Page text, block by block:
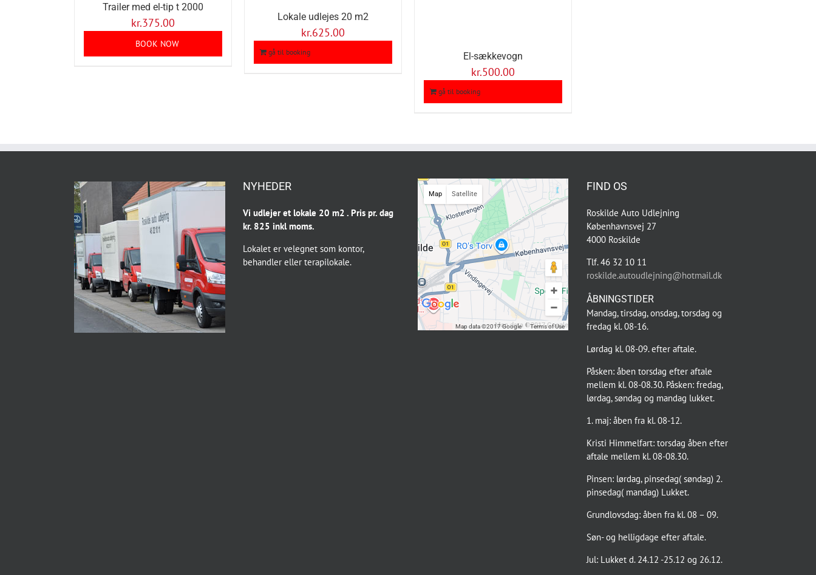
Trailer med el-tip t 2000
kr.375.00
BOOK NOW
Lokale udlejes 20 m2
kr.625.00
gå til booking El-sækkevogn
kr.500.00
gå til booking
NYHEDER
Vi udlejer et lokale 20 m2 . Pris pr. dag
kr. 825 inkl moms.
Lokalet er velegnet som kontor,
behandler eller terapilokale.
Map data ©2017 GoogleMap data ©2017 Google
Terms of Use
Map Satellite
FIND OS
Roskilde Auto Udlejning
Københavnsvej 27
4000 Roskilde
Tlf. 46 32 10 11
roskilde.autoudlejning@hotmail.dk
ÅBNINGSTIDER
Mandag, tirsdag, onsdag, torsdag og
fredag kl. 08-16.
Lørdag kl. 08-09. efter aftale.
Påsken: åben torsdag efter aftale
mellem kl. 08-08.30. Påsken: fredag,
lørdag, søndag og mandag lukket.
1. maj: åben fra kl. 08-12.
Kristi Himmelfart: torsdag åben efter
aftale mellem kl. 08-08.30.
Pinsen: lørdag, pinsedag( søndag) 2.
pinsedag( mandag) Lukket.
Grundlovsdag: åben fra kl. 08 – 09.
Søn- og helligdage efter aftale.
Jul: Lukket d. 24.12 -25.12 og 26.12.